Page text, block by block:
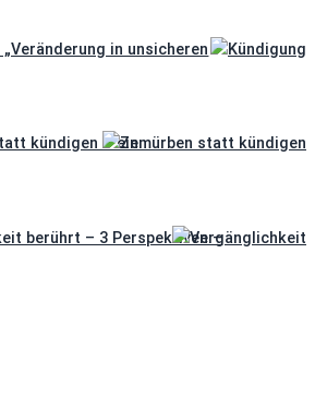
in unsicheren
kündigen – ein
berührt – 3 Perspektiven –